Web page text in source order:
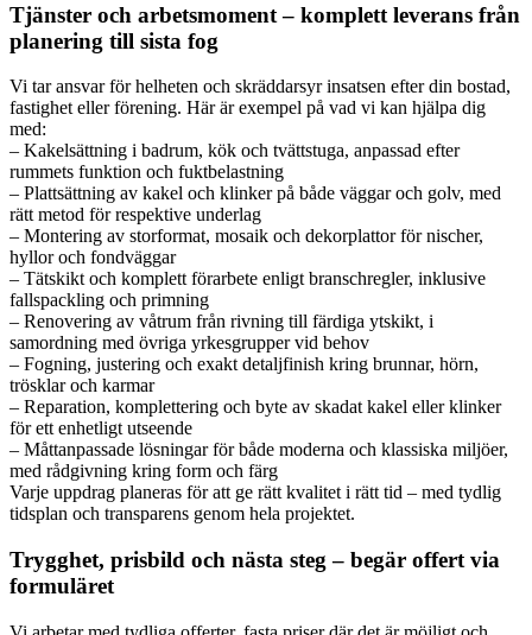
Tjänster och arbetsmoment – komplett leverans från
planering till sista fog
Vi tar ansvar för helheten och skräddarsyr insatsen efter din bostad,
fastighet eller förening. Här är exempel på vad vi kan hjälpa dig
med:
– Kakelsättning i badrum, kök och tvättstuga, anpassad efter
rummets funktion och fuktbelastning
– Plattsättning av kakel och klinker på både väggar och golv, med
rätt metod för respektive underlag
– Montering av storformat, mosaik och dekorplattor för nischer,
hyllor och fondväggar
– Tätskikt och komplett förarbete enligt branschregler, inklusive
fallspackling och primning
– Renovering av våtrum från rivning till färdiga ytskikt, i
samordning med övriga yrkesgrupper vid behov
– Fogning, justering och exakt detaljfinish kring brunnar, hörn,
trösklar och karmar
– Reparation, komplettering och byte av skadat kakel eller klinker
för ett enhetligt utseende
– Måttanpassade lösningar för både moderna och klassiska miljöer,
med rådgivning kring form och färg
Varje uppdrag planeras för att ge rätt kvalitet i rätt tid – med tydlig
tidsplan och transparens genom hela projektet.
Trygghet, prisbild och nästa steg – begär offert via
formuläret